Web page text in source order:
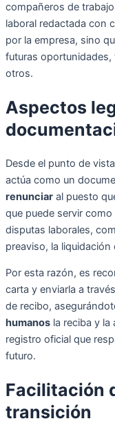
compañeros de
laboral redactada con
por la empresa, sino
futuras
otros.
Aspectos
Desde el punto de
actúa como un
renunciar al puesto
que puede servir
disputas laborales,
preaviso, la
Por esta razón, es
carta y enviarla a
de recibo,
humanos la reciba y la
registro oficial que
futuro.
Facilitación
transición